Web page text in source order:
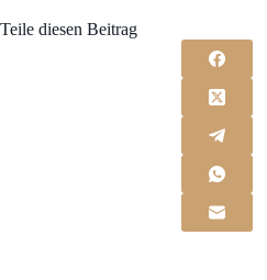
Teile diesen Beitrag